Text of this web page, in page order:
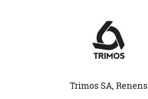
Trimos SA, Renens